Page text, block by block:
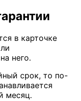
в карточке
него.
срок, то по-
месяц.